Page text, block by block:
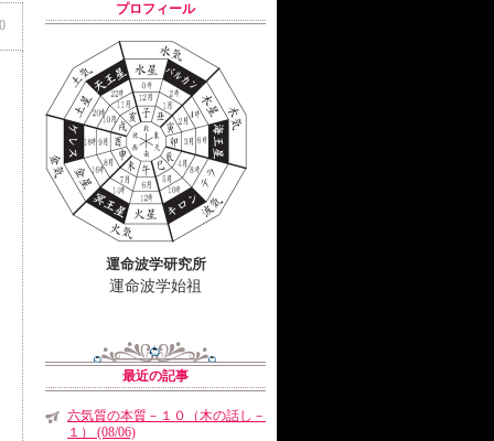
プロフィール
運命波学研究所
運命波学始祖
最近の記事
六気質の本質－１０（木の話し－
１） (08/06)